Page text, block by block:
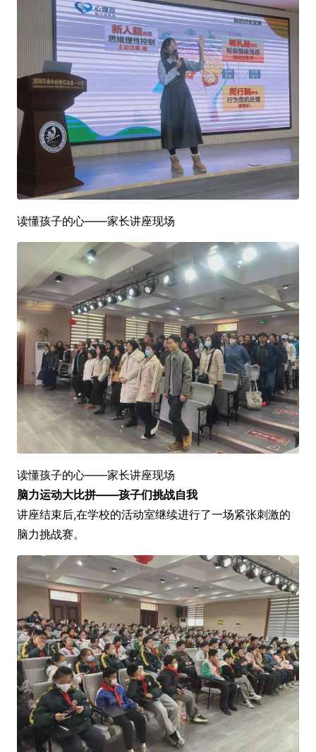
读懂孩子的心——家长讲座现场
读懂孩子的心——家长讲座现场
脑力运动大比拼——孩子们挑战自我
讲座结束后,在学校的活动室继续进行了一场紧张刺激的
脑力挑战赛。